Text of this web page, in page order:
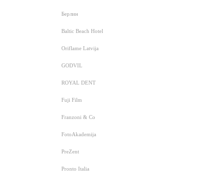
Берлин
Baltic Beach Hotel
Oriflame Latvija
GODVIL
ROYAL DENT
Fuji Film
Franzoni & Co
FotoAkademija
PreZent
Pronto Italia